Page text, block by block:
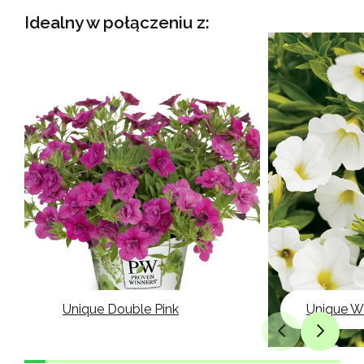
Idealny w połączeniu z:
Unique Double Pink Unique